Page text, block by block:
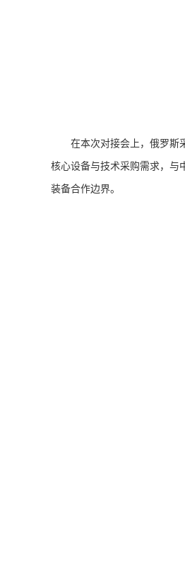
在本次对接会上，俄罗斯
核心设备与技术采购需求，与
装备合作边界。